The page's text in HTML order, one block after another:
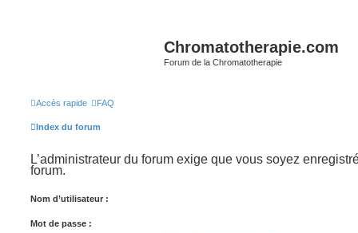
Chromatotherapie.com
Forum de la Chromatotherapie
Accès rapide FAQ
Index du forum
L’administrateur du forum exige que vous soyez
forum.
Nom d’utilisateur :
Mot de passe :